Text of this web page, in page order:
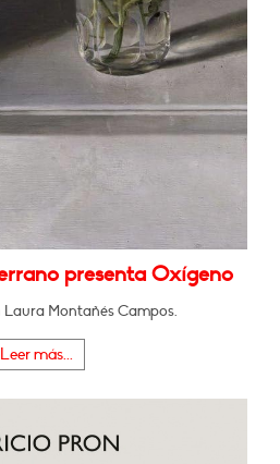
presenta Oxígeno
Montañés Campos.
Leer más...